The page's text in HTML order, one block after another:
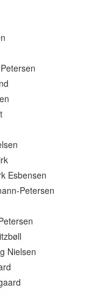
Esbensen
Petersen
Nielsen